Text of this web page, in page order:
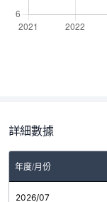
詳細數據
年度/月份
2026/07